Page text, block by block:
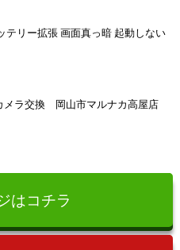
テリー拡張 画面真っ暗 起動しない
メラ交換 岡山市マルナカ高屋店
はコチラ